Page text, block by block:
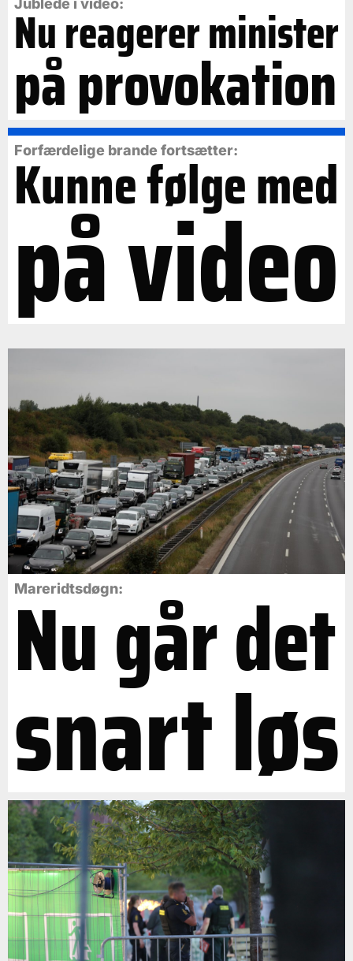
Jublede i video:
Nu reagerer minister
på provokation
Forfærdelige brande fortsætter:
Kunne følge med
på video
Mareridtsdøgn:
Nu går det
snart løs